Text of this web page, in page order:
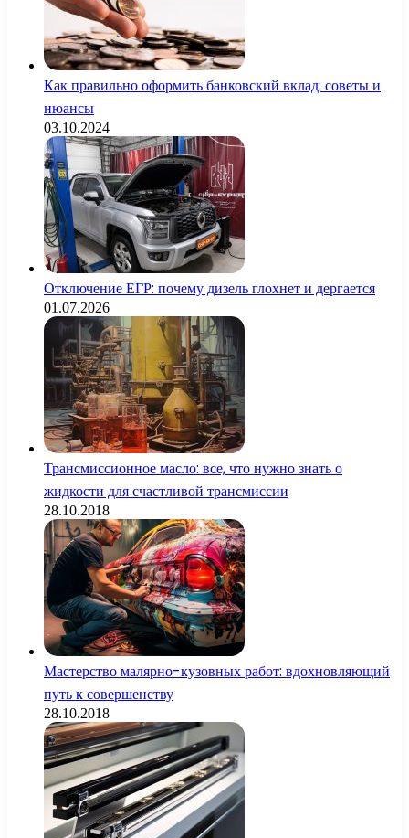
Как правильно оформить банковский вклад: советы и
нюансы
03.10.2024
Отключение ЕГР: почему дизель глохнет и дергается
01.07.2026
Трансмиссионное масло: все, что нужно знать о
жидкости для счастливой трансмиссии
28.10.2018
Мастерство малярно-кузовных работ: вдохновляющий
путь к совершенству
28.10.2018